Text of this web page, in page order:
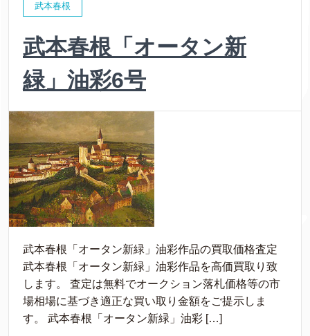
武本春根
武本春根「オータン新
緑」油彩6号
武本春根「オータン新緑」油彩作品の買取価格査定
武本春根「オータン新緑」油彩作品を高価買取り致
します。 査定は無料でオークション落札価格等の市
場相場に基づき適正な買い取り金額をご提示しま
す。 武本春根「オータン新緑」油彩 […]